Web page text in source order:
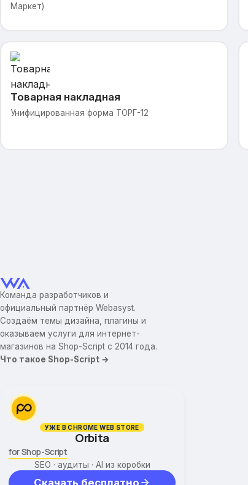
Маркет)
Товарная накладная
Унифицированная форма ТОРГ-12
Команда разработчиков и
официальный партнёр Webasyst.
Создаём темы дизайна, плагины и
оказываем услуги для интернет-
магазинов на Shop-Script с 2014 года.
Что такое Shop-Script →
УЖЕ В CHROME WEB STORE
Orbita
for Shop-Script
SEO · аудиты · AI из коробки
Скачать бесплатно